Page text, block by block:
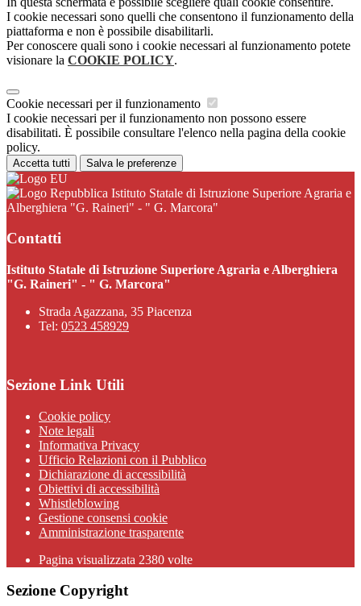
I cookie necessari sono quelli che consentono il funzionamento della
piattaforma e non è possibile disabilitarli.
Per conoscere quali sono i cookie necessari al funzionamento potete
visionare la COOKIE POLICY.
Cookie necessari per il funzionamento
I cookie necessari per il funzionamento non possono essere
disabilitati. È possibile consultare l'elenco nella pagina della cookie
policy.
Accetta tutti Salva le preferenze
Istituto Statale di Istruzione Superiore Agraria e
Alberghiera "G. Raineri" - " G. Marcora"
Contatti
Istituto Statale di Istruzione Superiore Agraria e Alberghiera
"G. Raineri" - " G. Marcora"
Strada Agazzana, 35 Piacenza
Tel: 0523 458929
Sezione Link Utili
Cookie policy
Note legali
Informativa Privacy
Ufficio Relazioni con il Pubblico
Dichiarazione di accessibilità
Obiettivi di accessibilità
Whistleblowing
Gestione consensi cookie
Amministrazione trasparente
Pagina visualizzata 2380 volte
Sezione Copyright